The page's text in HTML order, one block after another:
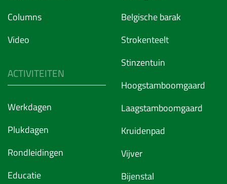
Columns
Video
Belgische barak
Strokenteelt
Stinzentuin
Hoogstamboomgaard
Laagstamboomgaard
Kruidenpad
Vijver
Bijenstal
ACTIVITEITEN
Werkdagen
Plukdagen
Rondleidingen
Educatie